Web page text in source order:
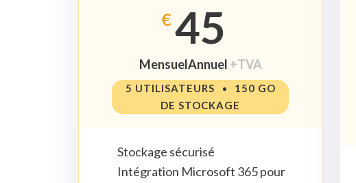
€45
MensuelAnnuel +TVA
5 UTILISATEURS
150 GO
DE STOCKAGE
Stockage sécurisé
Intégration Microsoft 365 pour